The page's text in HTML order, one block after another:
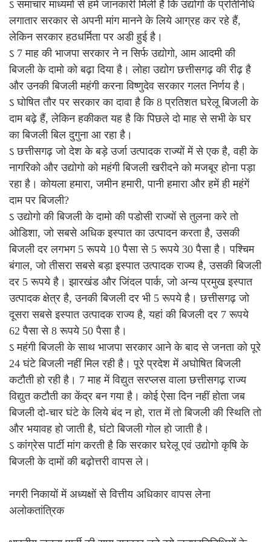
ऽ समाचार माध्यमों से हमें जानकारी मिली है कि उद्योगो के प्रतिनिधि
लगातार सरकार से अपनी मांग मानने के लिये आग्रह कर रहे हैं,
लेकिन सरकार हठधर्मिता पर अडी हुई है।
ऽ 7 माह की भाजपा सरकार ने न सिर्फ उद्योगो, आम आदमी की
बिजली के दामो को बढ़ा दिया है। लोहा उद्योग छत्तीसगढ़ की रीढ़ है
और उनकी बिजली महंगी करना विष्णुदेव सरकार गलत निर्णय है।
ऽ घोषित तौर पर सरकार का दावा है कि 8 प्रतिशत घरेलू बिजली के
दाम बढ़े हैं, लेकिन हकीकत यह है कि पिछले दो माह से सभी के घर
का बिजली बिल दुगुना आ रहा है।
ऽ छत्तीसगढ़ जो देश के बड़े उर्जा उत्पादक राज्यों में से एक है, वही के
नागरिको और उद्योगो को महंगी बिजली खरीदने को मजबूर होना पड़ा
रहा है। कोयला हमारा, जमीन हमारी, पानी हमारा और हमें ही महंगें
दाम पर बिजली?
ऽ उद्योगो की बिजली के दामो की पडोसी राज्यों से तुलना करे तो
ओडिशा, जो सबसे अधिक इस्पात का उत्पादन करता है, उसकी
बिजली दर लगभग 5 रूपये 10 पैसा से 5 रूपये 30 पैसा है। पश्चिम
बंगाल, जो तीसरा सबसे बड़ा इस्पात उत्पादक राज्य है, उसकी बिजली
दर 5 रूपये है। झारखंड और जिंदल पार्क, जो अन्य प्रमुख इस्पात
उत्पादक क्षेत्र है, उनकी बिजली दर भी 5 रूपये है। छत्तीसगढ़ जो
दूसरा सबसे इस्पात उत्पादक राज्य है, यहां की बिजली दर 7 रूपये
62 पैसा से 8 रूपये 50 पैसा है।
ऽ महंगी बिजली के साथ भाजपा सरकार आने के बाद से जनता को पूरे
24 घंटे बिजली नहीं मिल रही है। पूरे प्रदेश में अघोषित बिजली
कटौती हो रही है। 7 माह में विद्युत सरप्लस वाला छत्तीसगढ़ राज्य
विद्युत कटौती का केंद्र बन गया है। कोई ऐसा दिन नहीं होता जब
बिजली दो-चार घंटे के लिये बंद न हो, रात में तो बिजली की स्थिति तो
और भयावह हो जाती है, घंटो बिजली गोल हो जाती है।
ऽ कांग्रेस पार्टी मांग करती है कि सरकार घरेलू एवं उद्योगो कृषि के
बिजली के दामों की बढ़ोत्तरी वापस ले।
नगरी निकायों में अध्यक्षों से वित्तीय अधिकार वापस लेना
अलोकतांत्रिक